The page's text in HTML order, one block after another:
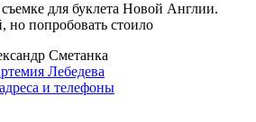
для буклета Новой Англии.
но попробовать стоило
Сметанка
Лебедева
адреса и телефоны